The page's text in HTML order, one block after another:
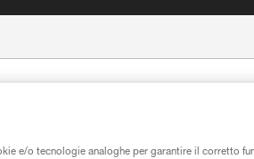
e/o tecnologie analoghe per garantire il corretto